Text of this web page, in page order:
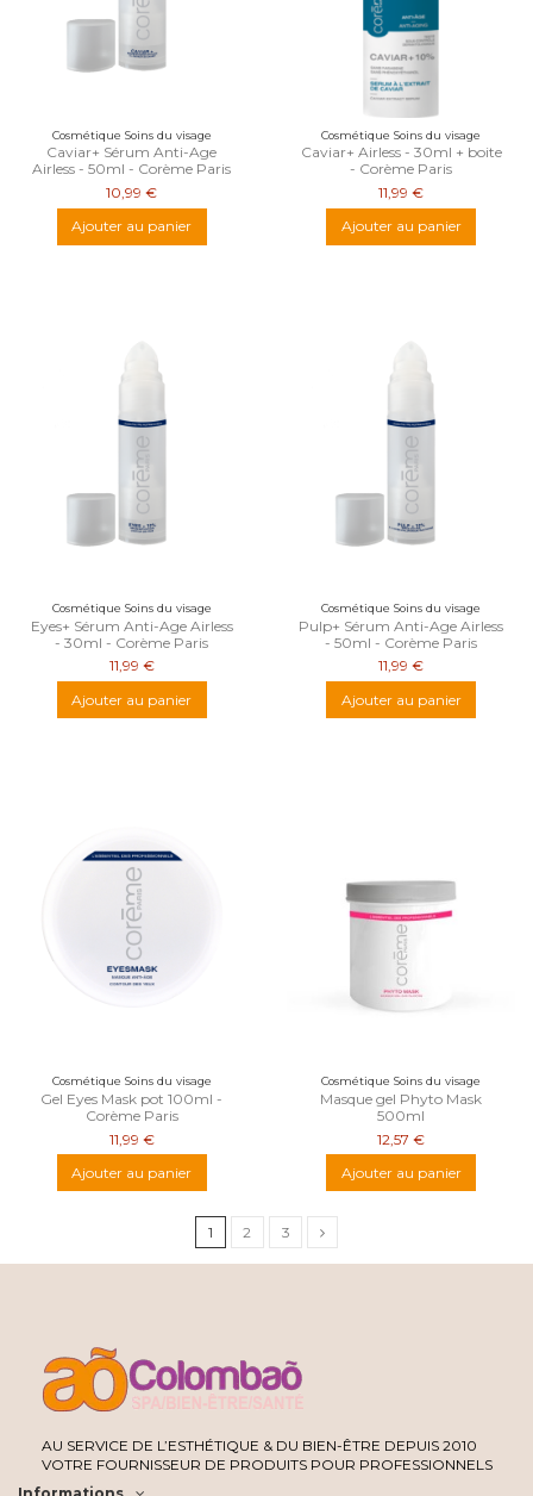
Cosmétique Soins du visage
Caviar+ Sérum Anti-Age
Airless - 50ml - Corème Paris
10,99 €
Ajouter au panier
Cosmétique Soins du visage
Caviar+ Airless - 30ml + boite
- Corème Paris
11,99 €
Ajouter au panier
Cosmétique Soins du visage
Eyes+ Sérum Anti-Age Airless
- 30ml - Corème Paris
11,99 €
Ajouter au panier
Cosmétique Soins du visage
Pulp+ Sérum Anti-Age Airless
- 50ml - Corème Paris
11,99 €
Ajouter au panier
Cosmétique Soins du visage
Gel Eyes Mask pot 100ml -
Corème Paris
11,99 €
Ajouter au panier
Cosmétique Soins du visage
Masque gel Phyto Mask
500ml
12,57 €
Ajouter au panier
1 2 3
AU SERVICE DE L’ESTHÉTIQUE & DU BIEN-ÊTRE DEPUIS 2010
VOTRE FOURNISSEUR DE PRODUITS POUR PROFESSIONNELS